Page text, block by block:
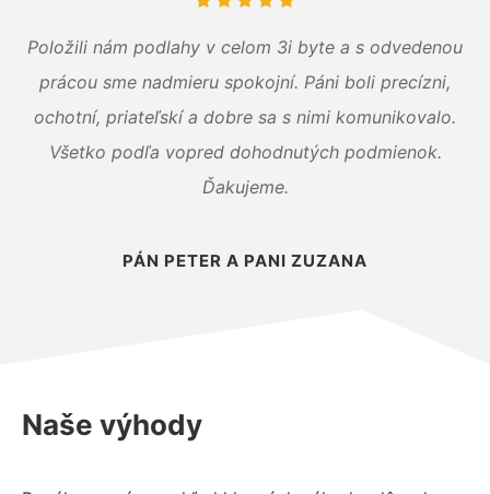
Položili nám podlahy v celom 3i byte a s odvedenou
prácou sme nadmieru spokojní. Páni boli precízni,
ochotní, priateľskí a dobre sa s nimi komunikovalo.
Všetko podľa vopred dohodnutých podmienok.
Ďakujeme.
PÁN PETER A PANI ZUZANA
Naše výhody